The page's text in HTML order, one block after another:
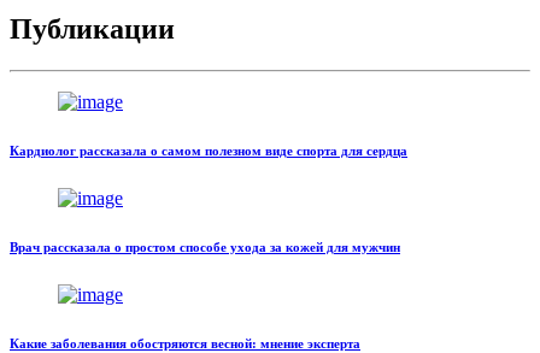
Публикации
Кардиолог рассказала о самом полезном виде спорта для сердца
Врач рассказала о простом способе ухода за кожей для мужчин
Какие заболевания обостряются весной: мнение эксперта